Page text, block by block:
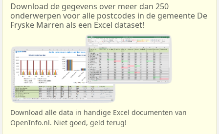
Download de gegevens over meer dan 250
onderwerpen voor alle postcodes in de gemeente De
Fryske Marren als een Excel dataset!
Download alle data in handige Excel documenten van
OpenInfo.nl. Niet goed, geld terug!